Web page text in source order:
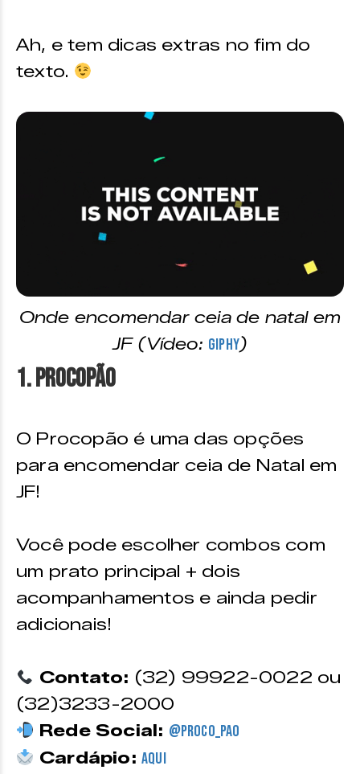
Ah, e tem dicas extras no fim do
texto.
Onde encomendar ceia de natal em
JF (Vídeo: Giphy)
1. Procopão
O Procopão é uma das opções
para encomendar ceia de Natal em
JF!
Você pode escolher combos com
um prato principal + dois
acompanhamentos e ainda pedir
adicionais!
Contato: (32) 99922-0022 ou
(32)3233-2000
Rede Social: @proco_pao
Cardápio: Aqui